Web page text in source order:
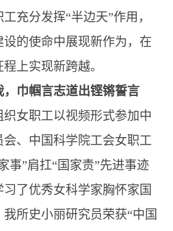
充分发挥“半边天”作用，
的使命中展现新作为，在
上实现新跨越。
巾帼言志道出铿锵誓言
织女职工以视频形式参加中
、中国科学院工会女职工
事”肩扛“国家责”先进事迹
了优秀女科学家胸怀家国
所史小丽研究员荣获“中国